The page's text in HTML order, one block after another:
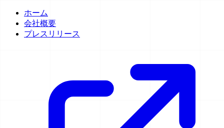
ホーム
会社概要
プレスリリース